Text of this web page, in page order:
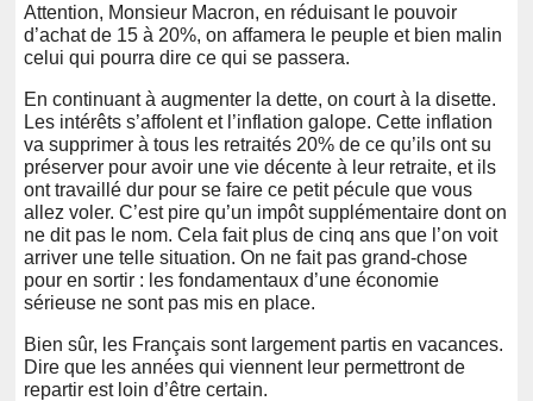
Attention, Monsieur Macron, en réduisant le pouvoir
d’achat de 15 à 20%, on affamera le peuple et bien malin
celui qui pourra dire ce qui se passera.
En continuant à augmenter la dette, on court à la disette.
Les intérêts s’affolent et l’inflation galope. Cette inflation
va supprimer à tous les retraités 20% de ce qu’ils ont su
préserver pour avoir une vie décente à leur retraite, et ils
ont travaillé dur pour se faire ce petit pécule que vous
allez voler. C’est pire qu’un impôt supplémentaire dont on
ne dit pas le nom. Cela fait plus de cinq ans que l’on voit
arriver une telle situation. On ne fait pas grand-chose
pour en sortir : les fondamentaux d’une économie
sérieuse ne sont pas mis en place.
Bien sûr, les Français sont largement partis en vacances.
Dire que les années qui viennent leur permettront de
repartir est loin d’être certain.